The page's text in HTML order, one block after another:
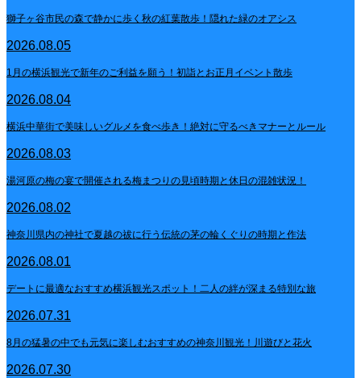
獅子ヶ谷市民の森で静かに歩く秋の紅葉散歩！隠れた緑のオアシス
2026.08.05
1月の横浜観光で新年のご利益を願う！初詣とお正月イベント散歩
2026.08.04
横浜中華街で美味しいグルメを食べ歩き！絶対に守るべきマナーとルール
2026.08.03
湯河原の梅の宴で開催される梅まつりの見頃時期と休日の混雑状況！
2026.08.02
神奈川県内の神社で夏越の祓に行う伝統の茅の輪くぐりの時期と作法
2026.08.01
デートに最適なおすすめ横浜観光スポット！二人の絆が深まる特別な旅
2026.07.31
8月の猛暑の中でも元気に楽しむおすすめの神奈川観光！川遊びと花火
2026.07.30